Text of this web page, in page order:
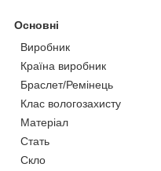
Основні
Виробник
Країна виробник
Браслет/Ремінець
Клас вологозахисту
Матеріал
Стать
Скло